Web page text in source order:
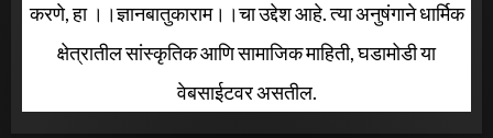
करणे, हा ।।ज्ञानबातुकाराम।।चा उद्देश आहे. त्या अनुषंगाने धार्मिक
क्षेत्रातील सांस्कृतिक आणि सामाजिक माहिती, घडामोडी या
वेबसाईटवर असतील.